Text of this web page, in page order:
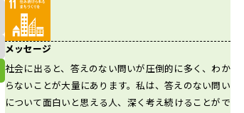
メッセージ
社会に出ると、答えのない問いが圧倒的に多く、わか
らないことが大量にあります。私は、答えのない問い
について面白いと思える人、深く考え続けることがで